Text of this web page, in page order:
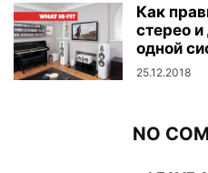
Как
стерео
одной
25.12.2018
NO